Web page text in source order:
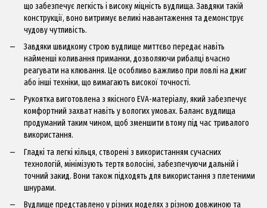
що забезпечує легкість і високу міцність вудлища. Завдяки такій
конструкції, воно витримує великі навантаження та демонструє
чудову чутливість.
Завдяки швидкому строю вудлище миттєво передає навіть
найменші коливання приманки, дозволяючи рибалці вчасно
реагувати на клювання. Це особливо важливо при ловлі на джиг
або інші техніки, що вимагають високої точності.
Рукоятка виготовлена з якісного EVA-матеріалу, який забезпечує
комфортний захват навіть у вологих умовах. Баланс вудлища
продуманий таким чином, щоб зменшити втому під час тривалого
використання.
Гладкі та легкі кільця, створені з використанням сучасних
технологій, мінімізують тертя волосіні, забезпечуючи дальній і
точний закид. Вони також підходять для використання з плетеними
шнурами.
Вудлище представлено у різних моделях з різною довжиною та